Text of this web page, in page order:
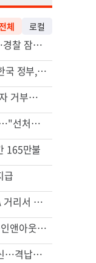
체 로컬
신호위반 후 달아난 배달기사…경찰 잠복해 잡고보니 ‘반전’
"65세 복수국적 빗장 푸나"... 한국 정부, 연령 완화 전면 추진
서류 하나만 빠져도 영주권·비자 거부…심사관 재량권 대폭 확대
한인 남성, 처형 상대로 성범죄…"선처해줬더니 배신자 취급"
165만불
급
광고판 안에 사람이 산다?…LA 거리서 화제
드라이브스루서 시작된 총격…인앤아웃 참사 영상 공개
74m짜리 보잉777, 화물기 변신…격납고서 ‘보물’ 찾는 인천공항